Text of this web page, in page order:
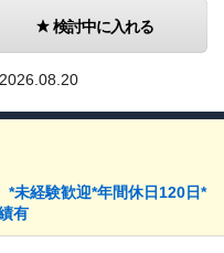
検討中に入れる
2026.08.20
*未経験歓迎*年間休日120日*
有